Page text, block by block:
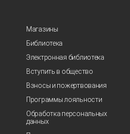
Магазины
Библиотека
Электронная библиотека
Вступить в общество
Взносы и пожертвования
Программы лояльности
Обработка персональных
данных